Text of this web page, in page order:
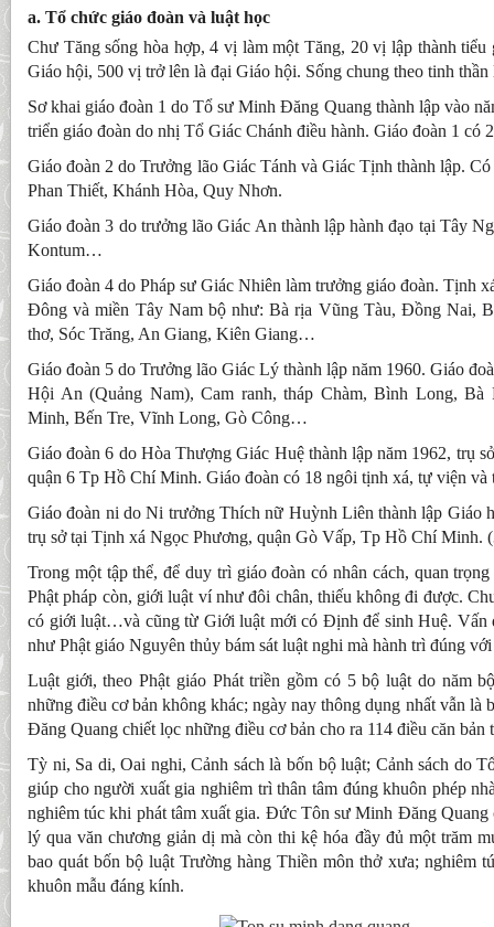
a. Tổ chức giáo đoàn và luật học
Chư Tăng sống hòa hợp, 4 vị làm một Tăng, 20 vị lập thành
Giáo hội, 500 vị trở lên là đại Giáo hội. Sống chung theo tinh thần
Sơ khai giáo đoàn 1 do Tổ sư Minh Đăng Quang thành lập vào
triển giáo đoàn do nhị Tổ Giác Chánh điều hành. Giáo đoàn 1 có
Giáo đoàn 2 do Trưởng lão Giác Tánh và Giác Tịnh thành lập.
Phan Thiết, Khánh Hòa, Quy Nhơn.
Giáo đoàn 3 do trưởng lão Giác An thành lập hành đạo tại Tây
Kontum…
Giáo đoàn 4 do Pháp sư Giác Nhiên làm trưởng giáo đoàn. Tịnh
Đông và miền Tây Nam bộ như: Bà rịa Vũng Tàu, Đồng Nai,
thơ, Sóc Trăng, An Giang, Kiên Giang…
Giáo đoàn 5 do Trưởng lão Giác Lý thành lập năm 1960. Giáo
Hội An (Quảng Nam), Cam ranh, tháp Chàm, Bình Long,
Minh, Bến Tre, Vĩnh Long, Gò Công…
Giáo đoàn 6 do Hòa Thượng Giác Huệ thành lập năm 1962, trụ
quận 6 Tp Hồ Chí Minh. Giáo đoàn có 18 ngôi tịnh xá, tự viện và
Giáo đoàn ni do Ni trưởng Thích nữ Huỳnh Liên thành lập Giáo
trụ sở tại Tịnh xá Ngọc Phương, quận Gò Vấp, Tp Hồ Chí Minh.
Trong một tập thể, để duy trì giáo đoàn có nhân cách, quan
Phật pháp còn, giới luật ví như đôi chân, thiếu không đi được.
có giới luật…và cũng từ Giới luật mới có Định để sinh Huệ. Vấn
như Phật giáo Nguyên thủy bám sát luật nghi mà hành trì đúng
Luật giới, theo Phật giáo Phát triền gồm có 5 bộ luật do năm
những điều cơ bản không khác; ngày nay thông dụng nhất vẫn là
Đăng Quang chiết lọc những điều cơ bản cho ra 114 điều căn bản
Tỳ ni, Sa di, Oai nghi, Cảnh sách là bốn bộ luật; Cảnh sách do
giúp cho người xuất gia nghiêm trì thân tâm đúng khuôn phép
nghiêm túc khi phát tâm xuất gia. Đức Tôn sư Minh Đăng Quang
lý qua văn chương giản dị mà còn thi kệ hóa đầy đủ một trăm
bao quát bốn bộ luật Trường hàng Thiền môn thở xưa; nghiêm
khuôn mẫu đáng kính.